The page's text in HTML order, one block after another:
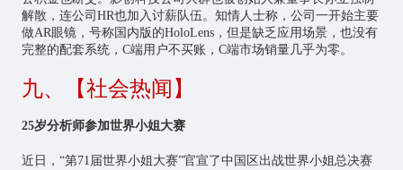
解散，连公司HR也加入讨薪队伍。知情人士称，公司一开始主要
做AR眼镜，号称国内版的HoloLens，但是缺乏应用场景，也没有
完整的配套系统，C端用户不买账，C端市场销量几乎为零。
九、【社会热闻】
25岁分析师参加世界小姐大赛
近日，“第71届世界小姐大赛”官宣了中国区出战世界小姐总决赛